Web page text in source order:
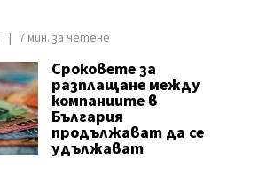
7 мин. за четене
Сроковете за
разплащане между
компаниите в
България
продължават да се
удължават